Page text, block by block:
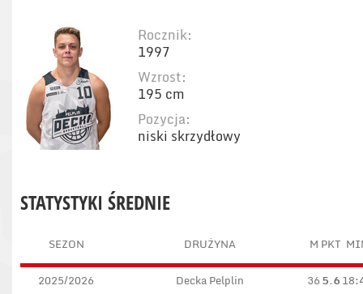
Rocznik:
1997
Wzrost:
195 cm
Pozycja:
niski skrzydłowy
STATYSTYKI ŚREDNIE
SEZON DRUŻYNA M PKT
2025/2026 Decka Pelplin 365.6